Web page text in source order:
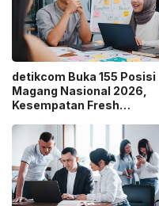
detikcom Buka 155 Posisi
Magang Nasional 2026,
Kesempatan Fresh
Media Digital!